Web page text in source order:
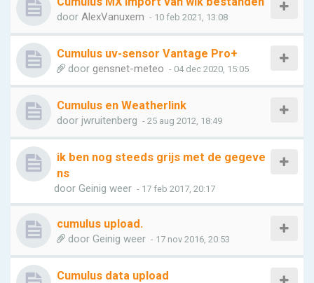
door AlexVanuxem - 10 feb 2021, 13:08
Cumulus uv-sensor Vantage Pro+
door gensnet-meteo - 04 dec 2020, 15:05
Cumulus en Weatherlink
door jwruitenberg - 25 aug 2012, 18:49
ik ben nog steeds grijs met de gegeve
ns
door Geinig weer - 17 feb 2017, 20:17
cumulus upload.
door Geinig weer - 17 nov 2016, 20:53
Cumulus data upload